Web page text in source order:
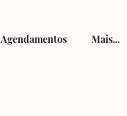
Agendamentos Mais...